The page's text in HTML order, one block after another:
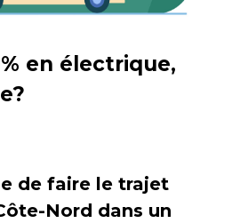
en électrique,
de faire le trajet
Nord dans un